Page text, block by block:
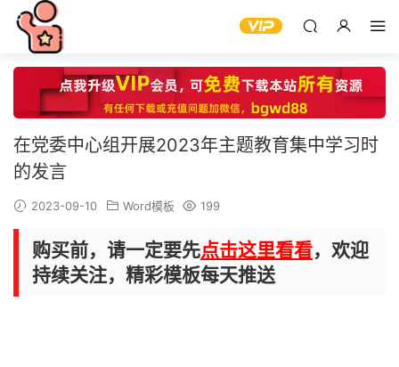
在党委中心组开展2023年主题教育集中学习时
的发言
2023-09-10 Word模板 199
购买前，请一定要先点击这里看看，欢迎
持续关注，精彩模板每天推送